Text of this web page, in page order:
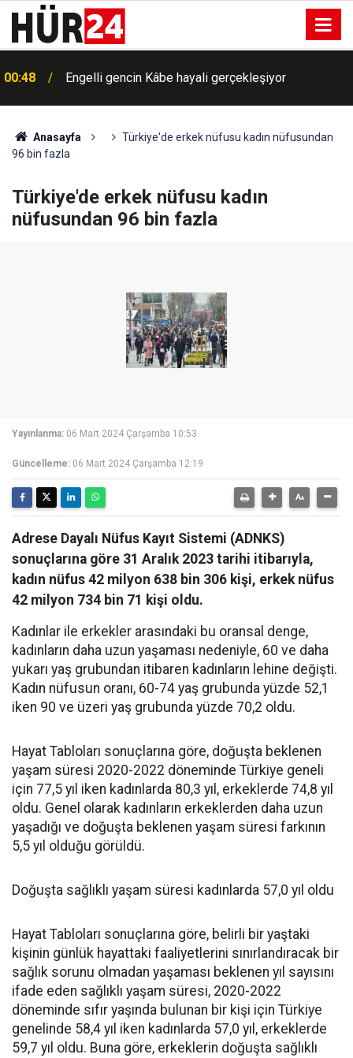
00:40 Bugün hava nasıl olacak?
Anasayfa
Türkiye'de erkek nüfusu kadın nüfusundan
96 bin fazla
Türkiye'de erkek nüfusu kadın
nüfusundan 96 bin fazla
Yayınlanma: 06 Mart 2024 Çarşamba 10:53
Güncelleme: 06 Mart 2024 Çarşamba 12:19
Adrese Dayalı Nüfus Kayıt Sistemi (ADNKS)
sonuçlarına göre 31 Aralık 2023 tarihi itibarıyla,
kadın nüfus 42 milyon 638 bin 306 kişi, erkek nüfus
42 milyon 734 bin 71 kişi oldu.
Kadınlar ile erkekler arasındaki bu oransal denge,
kadınların daha uzun yaşaması nedeniyle, 60 ve daha
yukarı yaş grubundan itibaren kadınların lehine değişti.
Kadın nüfusun oranı, 60-74 yaş grubunda yüzde 52,1
iken 90 ve üzeri yaş grubunda yüzde 70,2 oldu.
Hayat Tabloları sonuçlarına göre, doğuşta beklenen
yaşam süresi 2020-2022 döneminde Türkiye geneli
için 77,5 yıl iken kadınlarda 80,3 yıl, erkeklerde 74,8 yıl
oldu. Genel olarak kadınların erkeklerden daha uzun
yaşadığı ve doğuşta beklenen yaşam süresi farkının
5,5 yıl olduğu görüldü.
Doğuşta sağlıklı yaşam süresi kadınlarda 57,0 yıl oldu
Hayat Tabloları sonuçlarına göre, belirli bir yaştaki
kişinin günlük hayattaki faaliyetlerini sınırlandıracak bir
sağlık sorunu olmadan yaşaması beklenen yıl sayısını
ifade eden sağlıklı yaşam süresi, 2020-2022
döneminde sıfır yaşında bulunan bir kişi için Türkiye
genelinde 58,4 yıl iken kadınlarda 57,0 yıl, erkeklerde
59,7 yıl oldu. Buna göre, erkeklerin doğuşta sağlıklı